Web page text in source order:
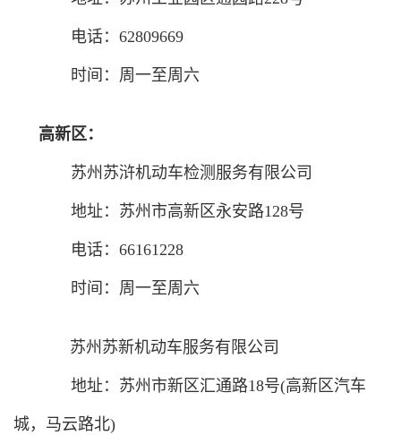
电话：62809669
时间：周一至周六
高新区：
苏州苏浒机动车检测服务有限公司
地址：苏州市高新区永安路128号
电话：66161228
时间：周一至周六
苏州苏新机动车服务有限公司
地址：苏州市新区汇通路18号(高新区汽车
城，马云路北)